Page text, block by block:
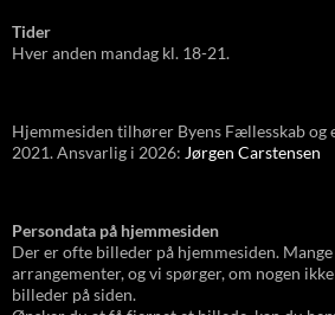
Tider
Hver anden mandag kl. 18-21.
Hjemmesiden tilhører Byens Fællesskab
2021. Ansvarlig i 2026: Jørgen Carstensen
Persondata på hjemmesiden
Der er ofte billeder på hjemmesiden.
arrangementer, og vi spørger, om nogen
billeder på siden.